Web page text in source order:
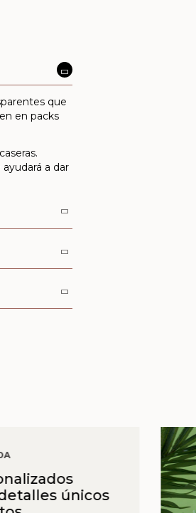
que
en packs
a dar
únicos